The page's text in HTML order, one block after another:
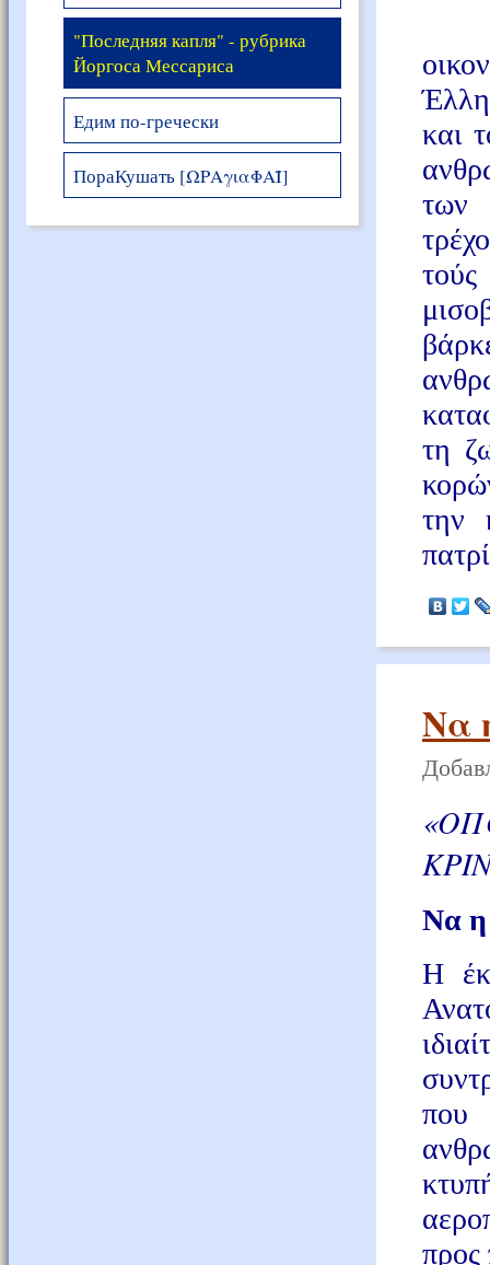
"Последняя капля" - рубрика
Йоргоса Мессариса
Едим по-гречески
ПораКушать [ΩΡΑγιαΦΑΪ]
και
των
τη
την
Να
Να η
Η
προς